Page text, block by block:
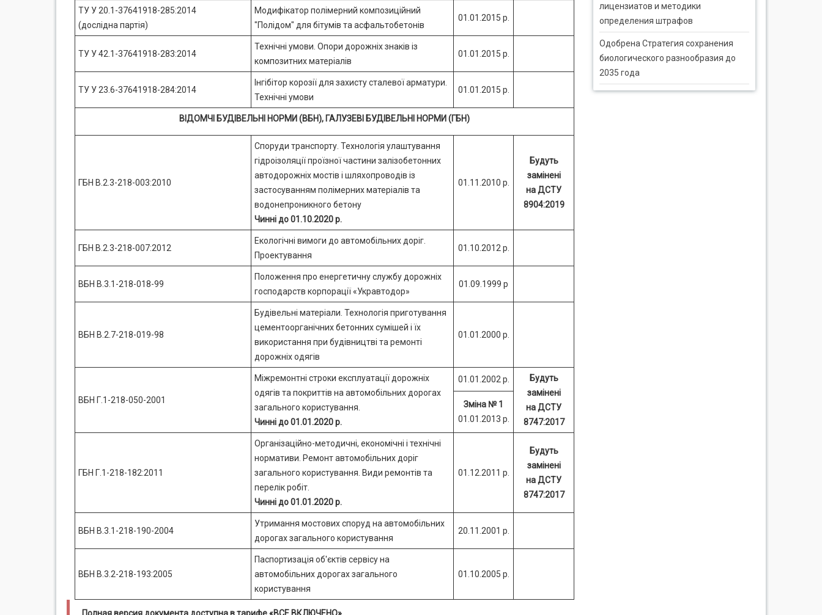
ТУ У 20.1-37641918-285:2014
(дослідна партія)
Модифікатор полімерний композиційний
"Полідом" для бітумів та асфальтобетонів
01.01.2015 р.
ТУ У 42.1-37641918-283:2014
Технічні умови. Опори дорожніх знаків із
композитних матеріалів
01.01.2015 р.
ТУ У 23.6-37641918-284:2014
Інгібітор корозії для захисту сталевої арматури.
Технічні умови
01.01.2015 р.
ВІДОМЧІ БУДІВЕЛЬНІ НОРМИ (ВБН), ГАЛУЗЕВІ БУДІВЕЛЬНІ НОРМИ (ГБН)
ГБН В.2.3-218-003:2010
Споруди транспорту. Технологія улаштування
гідроізоляції проїзної частини залізобетонних
автодорожніх мостів і шляхопроводів із
застосуванням полімерних матеріалів та
водонепроникного бетону
Чинні до 01.10.2020 р.
01.11.2010 р.
Будуть
замінені
на ДСТУ
8904:2019
ГБН В.2.3-218-007:2012
Екологічні вимоги до автомобільних доріг.
Проектування
01.10.2012 р.
ВБН В.3.1-218-018-99
Положення про енергетичну службу дорожніх
господарств корпорації «Укравтодор»
01.09.1999 р
ВБН В.2.7-218-019-98
Будівельні матеріали. Технологія приготування
цементоорганічних бетонних сумішей і їх
використання при будівництві та ремонті
дорожніх одягів
01.01.2000 р.
ВБН Г.1-218-050-2001
Міжремонтні строки експлуатації дорожніх
одягів та покриттів на автомобільних дорогах
загального користування.
Чинні до 01.01.2020 р.
01.01.2002 р.
Будуть
замінені
на ДСТУ
8747:2017
Зміна № 1
01.01.2013 р.
ГБН Г.1-218-182:2011
Організаційно-методичні, економічні і технічні
нормативи. Ремонт автомобільних доріг
загального користування. Види ремонтів та
перелік робіт.
Чинні до 01.01.2020 р.
01.12.2011 р.
Будуть
замінені
на ДСТУ
8747:2017
ВБН В.3.1-218-190-2004
Утримання мостових споруд на автомобільних
дорогах загального користування
20.11.2001 р.
ВБН В.3.2-218-193:2005
Паспортизація об'єктів сервісу на
автомобільних дорогах загального
користування
01.10.2005 р.
лицензиатов и методики
определения штрафов
Одобрена Стратегия сохранения
биологического разнообразия до
2035 года